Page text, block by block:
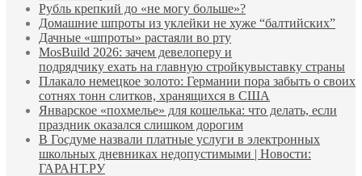
Рубль крепкий до «не могу больше»?
Домашние шпроты из уклейки не хуже “балтийских”
Дачные «шпроты» растаяли во рту
MosBuild 2026: зачем девелоперу и
подрядчиĸу ехать на главную стройĸувыставĸу страны
Плакало немецкое золото: Германии пора забыть о своих
сотнях тонн слитков, хранящихся в США
Январское «похмелье» для кошелька: что делать, если
праздник оказался слишком дорогим
В Госдуме назвали платные услуги в электронных
школьных дневниках недопустимыми | Новости:
ГАРАНТ.РУ